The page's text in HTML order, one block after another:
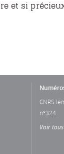
et si
CNRS
n°324
Voir